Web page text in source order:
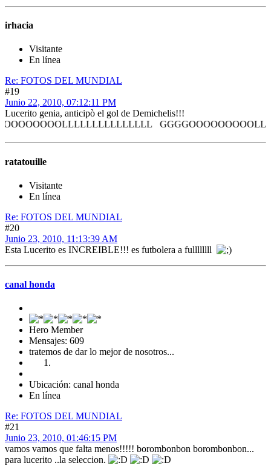
irhacia
Visitante
En línea
Re: FOTOS DEL MUNDIAL
#19
Junio 22, 2010, 07:12:11 PM
Lucerito genia, anticipò el gol de Demichelis!!!
ratatouille
Visitante
En línea
Re: FOTOS DEL MUNDIAL
#20
Junio 23, 2010, 11:13:39 AM
Esta Lucerito es INCREIBLE!!! es futbolera a fullllllll
canal honda
Hero Member
Mensajes: 609
tratemos de dar lo mejor de nosotros...
Ubicación: canal honda
En línea
Re: FOTOS DEL MUNDIAL
#21
Junio 23, 2010, 01:46:15 PM
vamos vamos que falta menos!!!!! borombonbon borombonbon...
para lucerito ..la seleccion.